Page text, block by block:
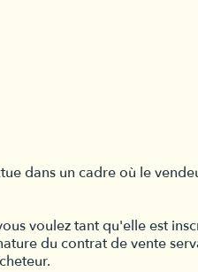
dans un cadre où le
voulez tant qu'elle est
du contrat de vente